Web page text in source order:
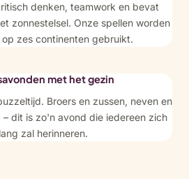
denken, teamwork en bevat
zonnestelsel. Onze spellen worden
zes continenten gebruikt.
met het gezin
Broers en zussen, neven en
dit is zo'n avond die iedereen zich
zal herinneren.